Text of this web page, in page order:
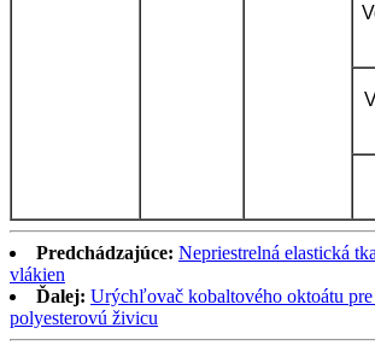
Predchádzajúce: Nepriestrelná elastická
vlákien
Ďalej: Urýchľovač kobaltového oktoátu pre
polyesterovú živicu